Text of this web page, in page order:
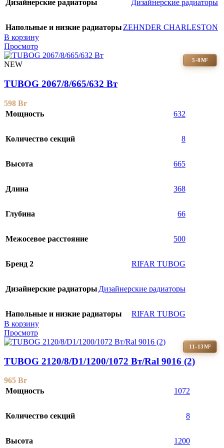
Дизайнерские радиаторы Дизайнерские радиаторы
Напольные и низкие радиаторы ZEHNDER CHARLESTON
В корзину
Просмотр
5-8М²
NEW
TUBOG 2067/8/665/632 Вт
598 Br
Мощность
632
Количество секций 8
Высота 665
Длина 368
Глубина 66
Межосевое расстояние 500
Бренд 2 RIFAR TUBOG
Дизайнерские радиаторы Дизайнерские радиаторы
Напольные и низкие радиаторы
RIFAR TUBOG
В корзину
Просмотр
11-13М²
TUBOG 2120/8/D1/1200/1072 Вт/Ral 9016 (2)
965 Br
Мощность
1072
Количество секций 8
Высота 1200